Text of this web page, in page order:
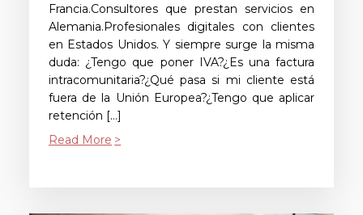
Francia.Consultores que prestan servicios en
Alemania.Profesionales digitales con clientes
en Estados Unidos. Y siempre surge la misma
duda: ¿Tengo que poner IVA?¿Es una factura
intracomunitaria?¿Qué pasa si mi cliente está
fuera de la Unión Europea?¿Tengo que aplicar
retención […]
Read More